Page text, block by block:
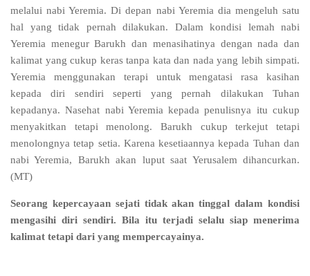
melalui nabi Yeremia. Di depan nabi Yeremia dia mengeluh satu
hal yang tidak pernah dilakukan. Dalam kondisi lemah nabi
Yeremia menegur Barukh dan menasihatinya dengan nada dan
kalimat yang cukup keras tanpa kata dan nada yang lebih simpati.
Yeremia menggunakan terapi untuk mengatasi rasa kasihan
kepada diri sendiri seperti yang pernah dilakukan Tuhan
kepadanya. Nasehat nabi Yeremia kepada penulisnya itu cukup
menyakitkan tetapi menolong. Barukh cukup terkejut tetapi
menolongnya tetap setia. Karena kesetiaannya kepada Tuhan dan
nabi Yeremia, Barukh akan luput saat Yerusalem dihancurkan.
(MT)
Seorang kepercayaan sejati tidak akan tinggal dalam kondisi
mengasihi diri sendiri. Bila itu terjadi selalu siap menerima
kalimat tetapi dari yang mempercayainya.